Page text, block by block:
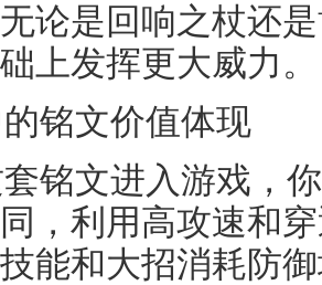
论是回响之杖还
上发挥更大威力。
铭文价值体现
铭文进入游戏，
，利用高攻速和
能和大招消耗防